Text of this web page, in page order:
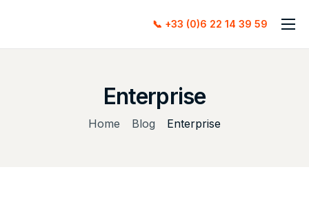
Accueil
📞 +33 (0)6 22 14 39 59
Enterprise
Home Blog Enterprise